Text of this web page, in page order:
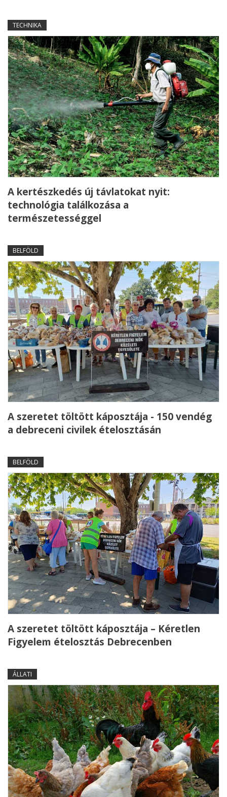
TECHNIKA
A kertészkedés új távlatokat nyit:
technológia találkozása a
természetességgel
BELFÖLD
A szeretet töltött káposztája - 150 vendég
a debreceni civilek ételosztásán
BELFÖLD
A szeretet töltött káposztája – Kéretlen
Figyelem ételosztás Debrecenben
ÁLLATI